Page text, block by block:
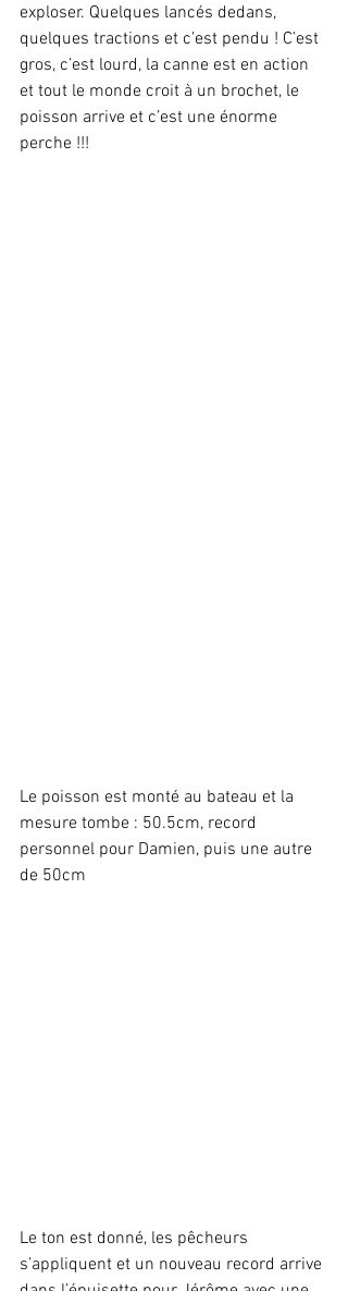
exploser. Quelques lancés dedans,
quelques tractions et c’est pendu ! C’est
gros, c’est lourd, la canne est en action
et tout le monde croit à un brochet, le
poisson arrive et c’est une énorme
perche !!!
Le poisson est monté au bateau et la
mesure tombe : 50.5cm, record
personnel pour Damien, puis une autre
de 50cm
Le ton est donné, les pêcheurs
s’appliquent et un nouveau record arrive